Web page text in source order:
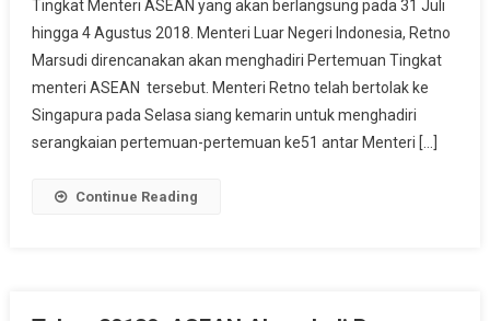
Rumah
Pertemuan
Tingkat
Menteri
ASEAN
Tingkat Menteri ASEAN yang akan berlangsung pada 31 Juli
hingga 4 Agustus 2018. Menteri Luar Negeri Indonesia, Retno
Marsudi direncanakan akan menghadiri Pertemuan Tingkat
menteri ASEAN tersebut. Menteri Retno telah bertolak ke
Singapura pada Selasa siang kemarin untuk menghadiri
serangkaian pertemuan-pertemuan ke51 antar Menteri […]
Continue Reading